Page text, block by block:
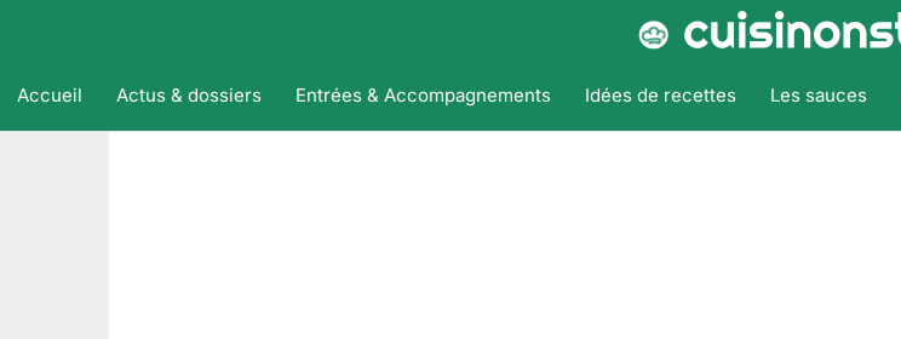
Accueil Actus & dossiers Entrées & Accompagnements Idées de recettes Les sauces